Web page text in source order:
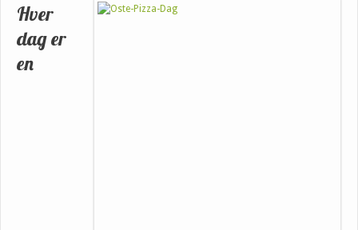
Hver
dag er
en